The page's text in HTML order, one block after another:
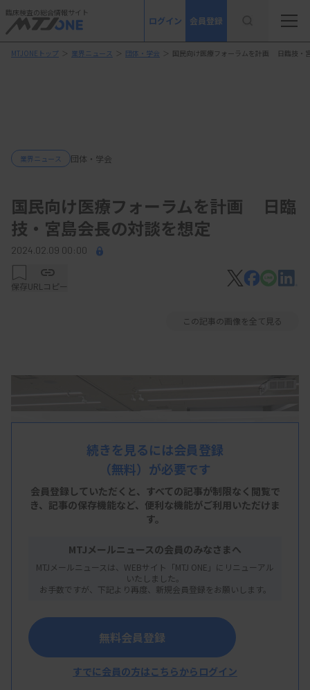
臨床検査の総合情報サイト
ログイン 会員登録
MTJONEトップ ＞ 業界ニュース ＞ 団体・学会 ＞ 国民向け医療フォーラムを計画 日臨技・
業界ニュース 団体・学会
国民向け医療フォーラムを計画 日臨
技・宮島会長の対談を想定
2024.02.09 00:00
保存URLコピー
この記事の画像を全て見る
日本臨床衛生検査技師会の益田泰蔵常務理事は1
月27日、全国臨床（衛生）検査技師会会長会議で政
続きを見るには会員登録
（無料）が必要です
会員登録していただくと、すべての記事が制限なく閲覧で
き、 記事の保存機能など、便利な機能がご利用いただけま
す。
MTJメールニュースの会員のみなさまへ
MTJメールニュースは、WEBサイト「MTJ ONE」にリニューアル
いたしました。
お手数ですが、下記より再度、新規会員登録をお願いします。
無料会員登録
すでに会員の方はこちらからログイン